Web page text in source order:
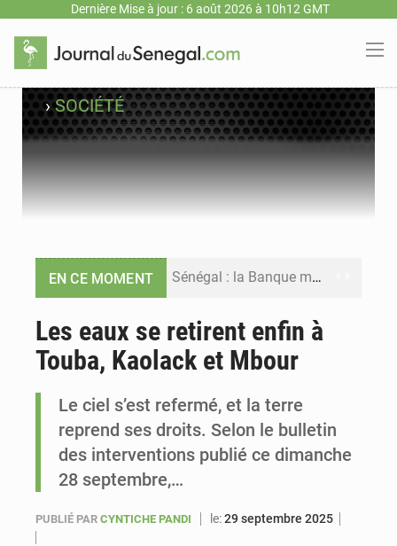
Dernière Mise à jour : 6 août 2026 à 10h12 GMT
›SOCIÉTÉ
EN CE MOMENT Sénégal : la Banque mondiale annonce un financement de 340 milliards FCFA pour soutenir les priorités de la Vision Sénégal 2050
Sénégal : la presse salue le nouvel appui financier de la Banque mondiale
Sénégal : Ousmane Diagne prêtera serment le 11 août comme président du Conseil constitutionnel
Les eaux se retirent enfin à
Touba, Kaolack et Mbour
Le ciel s’est refermé, et la terre
reprend ses droits. Selon le bulletin
des interventions publié ce dimanche
28 septembre,…
PUBLIÉ PAR CYNTICHE PANDI le:29 septembre 2025